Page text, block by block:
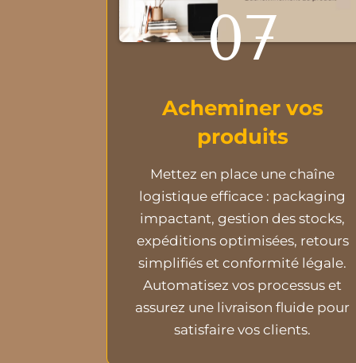
07
Acheminer vos
produits
Mettez en place une chaîne
logistique efficace : packaging
impactant, gestion des stocks,
expéditions optimisées, retours
simplifiés et conformité légale.
Automatisez vos processus et
assurez une livraison fluide pour
satisfaire vos clients.